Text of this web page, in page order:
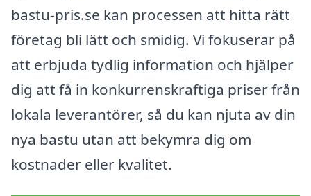
bastu-pris.se kan processen att hitta rätt
företag bli lätt och smidig. Vi fokuserar på
att erbjuda tydlig information och hjälper
dig att få in konkurrenskraftiga priser från
lokala leverantörer, så du kan njuta av din
nya bastu utan att bekymra dig om
kostnader eller kvalitet.